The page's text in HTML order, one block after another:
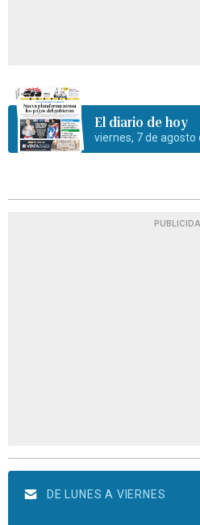
El diario de hoy
viernes, 7 de agosto
DE LUNES A VIERNES